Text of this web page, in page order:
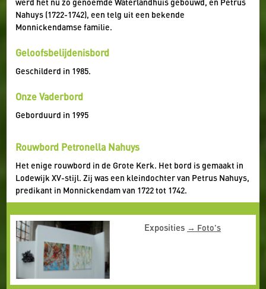
werd het nu zo genoemde Waterlandhuis gebouwd, en Petrus
Nahuys (1722-1742), een telg uit een bekende
Monnickendamse familie.
Geloofsbelijdenisbord
Geschilderd in 1985.
Onze Vaderbord
Geborduurd in 1995
Rouwbord Petronella Nahuys
Het enige rouwbord in de Grote Kerk. Het bord is gemaakt in
Lodewijk XV-stijl. Zij was een kleindochter van Petrus Nahuys,
predikant in Monnickendam van 1722 tot 1742.
Exposities Foto's